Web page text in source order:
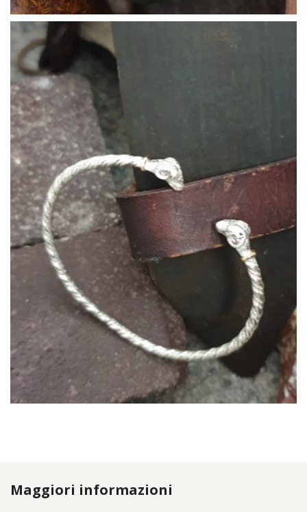
Bracciali26
Maggiori informazioni